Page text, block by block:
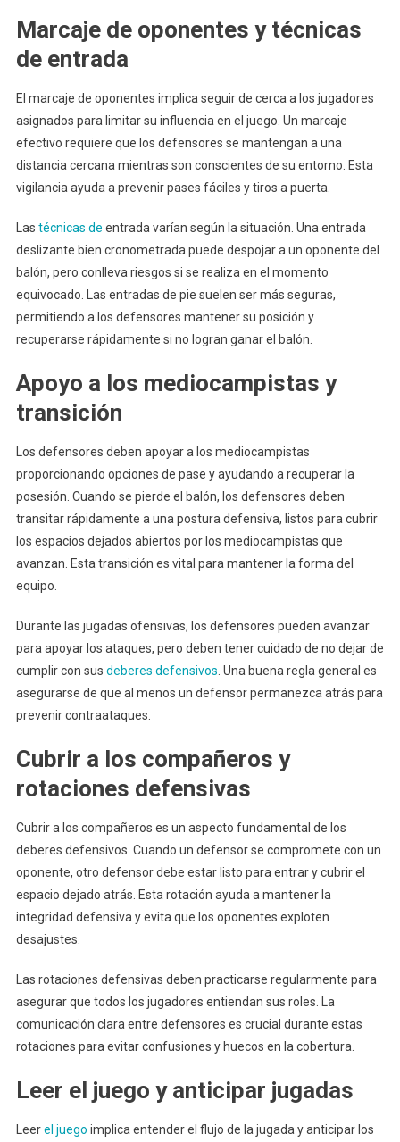
Marcaje de oponentes y técnicas
de entrada
El marcaje de oponentes implica seguir de cerca a los jugadores
asignados para limitar su influencia en el juego. Un marcaje
efectivo requiere que los defensores se mantengan a una
distancia cercana mientras son conscientes de su entorno. Esta
vigilancia ayuda a prevenir pases fáciles y tiros a puerta.
Las técnicas de entrada varían según la situación. Una entrada
deslizante bien cronometrada puede despojar a un oponente del
balón, pero conlleva riesgos si se realiza en el momento
equivocado. Las entradas de pie suelen ser más seguras,
permitiendo a los defensores mantener su posición y
recuperarse rápidamente si no logran ganar el balón.
Apoyo a los mediocampistas y
transición
Los defensores deben apoyar a los mediocampistas
proporcionando opciones de pase y ayudando a recuperar la
posesión. Cuando se pierde el balón, los defensores deben
transitar rápidamente a una postura defensiva, listos para cubrir
los espacios dejados abiertos por los mediocampistas que
avanzan. Esta transición es vital para mantener la forma del
equipo.
Durante las jugadas ofensivas, los defensores pueden avanzar
para apoyar los ataques, pero deben tener cuidado de no dejar de
cumplir con sus deberes defensivos . Una buena regla general es
asegurarse de que al menos un defensor permanezca atrás para
prevenir contraataques.
Cubrir a los compañeros y
rotaciones defensivas
Cubrir a los compañeros es un aspecto fundamental de los
deberes defensivos. Cuando un defensor se compromete con un
oponente, otro defensor debe estar listo para entrar y cubrir el
espacio dejado atrás. Esta rotación ayuda a mantener la
integridad defensiva y evita que los oponentes exploten
desajustes.
Las rotaciones defensivas deben practicarse regularmente para
asegurar que todos los jugadores entiendan sus roles. La
comunicación clara entre defensores es crucial durante estas
rotaciones para evitar confusiones y huecos en la cobertura.
Leer el juego y anticipar jugadas
Leerel juego implica entender el flujo de la jugada y anticipar los